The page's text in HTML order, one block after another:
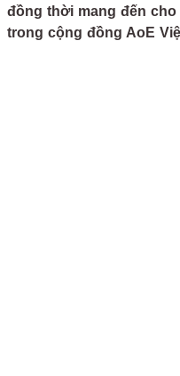
đồng thời mang đến
trong cộng đồng AoE